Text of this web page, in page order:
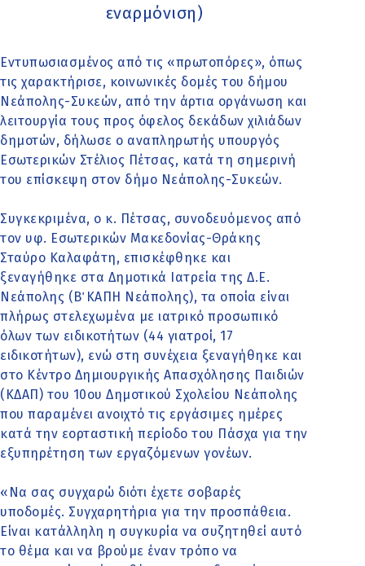
εναρμόνιση)
Εντυπωσιασμένος από τις «πρωτοπόρες», όπως
τις χαρακτήρισε, κοινωνικές δομές του δήμου
Νεάπολης-Συκεών, από την άρτια οργάνωση και
λειτουργία τους προς όφελος δεκάδων χιλιάδων
δημοτών, δήλωσε ο αναπληρωτής υπουργός
Εσωτερικών Στέλιος Πέτσας, κατά τη σημερινή
του επίσκεψη στον δήμο Νεάπολης-Συκεών.
Συγκεκριμένα, ο κ. Πέτσας, συνοδευόμενος από
τον υφ. Εσωτερικών Μακεδονίας-Θράκης
Σταύρο Καλαφάτη, επισκέφθηκε και
ξεναγήθηκε στα Δημοτικά Ιατρεία της Δ.Ε.
Νεάπολης (Β΄ ΚΑΠΗ Νεάπολης), τα οποία είναι
πλήρως στελεχωμένα με ιατρικό προσωπικό
όλων των ειδικοτήτων (44 γιατροί, 17
ειδικοτήτων), ενώ στη συνέχεια ξεναγήθηκε και
στο Κέντρο Δημιουργικής Απασχόλησης Παιδιών
(ΚΔΑΠ) του 10ου Δημοτικού Σχολείου Νεάπολης
που παραμένει ανοιχτό τις εργάσιμες ημέρες
κατά την εορταστική περίοδο του Πάσχα για την
εξυπηρέτηση των εργαζόμενων γονέων.
«Να σας συγχαρώ διότι έχετε σοβαρές
υποδομές. Συγχαρητήρια για την προσπάθεια.
Είναι κατάλληλη η συγκυρία να συζητηθεί αυτό
το θέμα και να βρούμε έναν τρόπο να